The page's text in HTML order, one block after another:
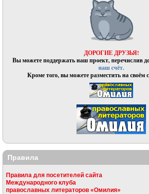
ДОРОГИЕ ДРУЗЬЯ!
Вы можете поддержать наш проект, перечислив
наш счёт.
Кроме того, вы можете разместить на своём
Правила
Правила для посетителей сайта
Международного клуба
православных литераторов «Омилия»